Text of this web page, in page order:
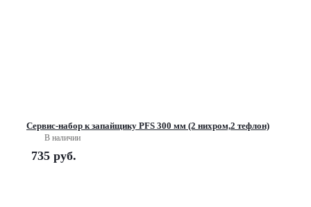
Сервис-набор к запайщику PFS 300 мм (2 нихром,2 тефлон)
В наличии
735 руб.